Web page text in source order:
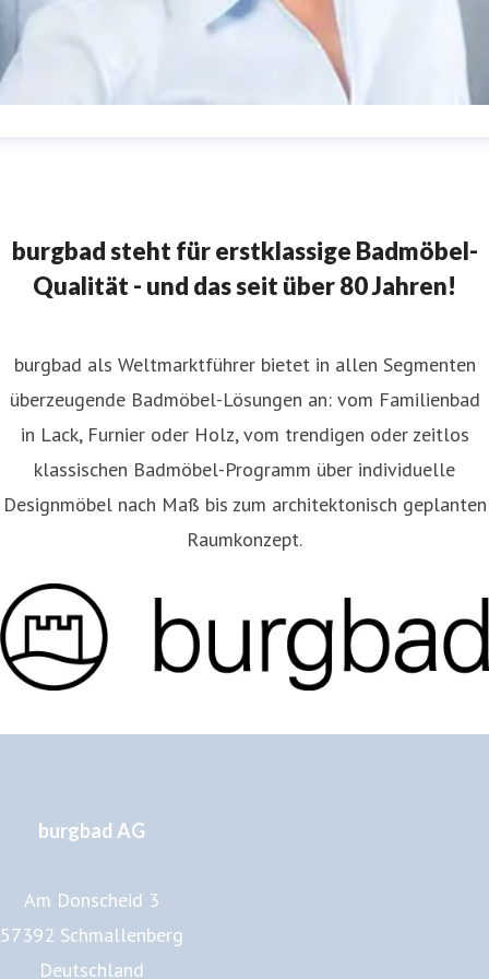
burgbad steht für erstklassige Badmöbel-
Qualität - und das seit über 80 Jahren!
burgbad als Weltmarktführer bietet in allen Segmenten
überzeugende Badmöbel-Lösungen an: vom Familienbad
in Lack, Furnier oder Holz, vom trendigen oder zeitlos
klassischen Badmöbel-Programm über individuelle
Designmöbel nach Maß bis zum architektonisch geplanten
Raumkonzept.
burgbad AG
Am Donscheid 3
57392 Schmallenberg
Deutschland